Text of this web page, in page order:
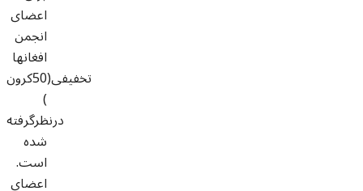
اعضای
انجمن
افغانها
تخفیفی(50كرون
)
درنظرگرفته
شده
است.
اعضای